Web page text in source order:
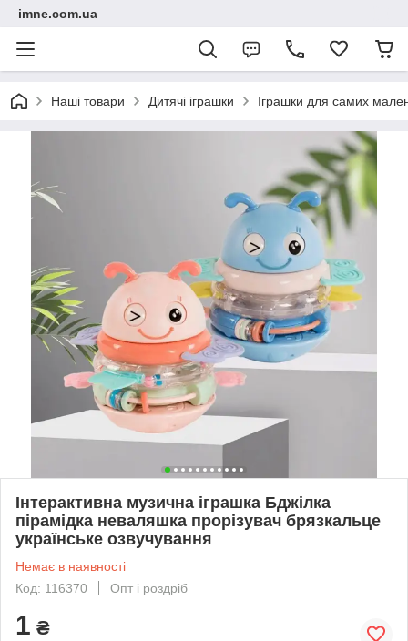
imne.com.ua
Наші товари Дитячі іграшки Іграшки для самих
Інтерактивна музична іграшка Бджілка
пірамідка неваляшка прорізувач брязкальце
українське озвучування
Немає в наявності
Код: 116370
Опт і роздріб
1 ₴